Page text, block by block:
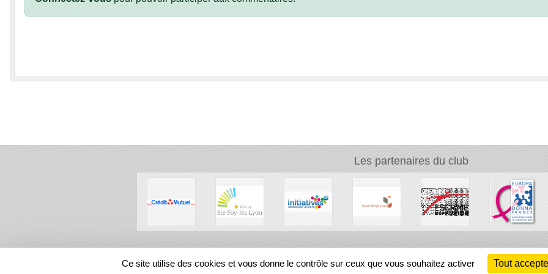
Les partenaires du club
REGIONS
Ce site utilise des cookies et vous donne le contrôle sur ceux que vous souhaitez activer Tout